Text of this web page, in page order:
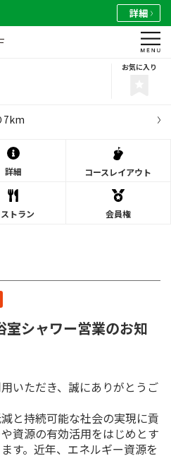
詳細
お気に入り
7km
詳細 コースレイアウト
トラン 会員権
シャワー営業のお知
いただき、誠にありがとうご
と持続可能な社会の実現に貢
資源の有効活用をはじめとす
す。近年、エネルギー資源を